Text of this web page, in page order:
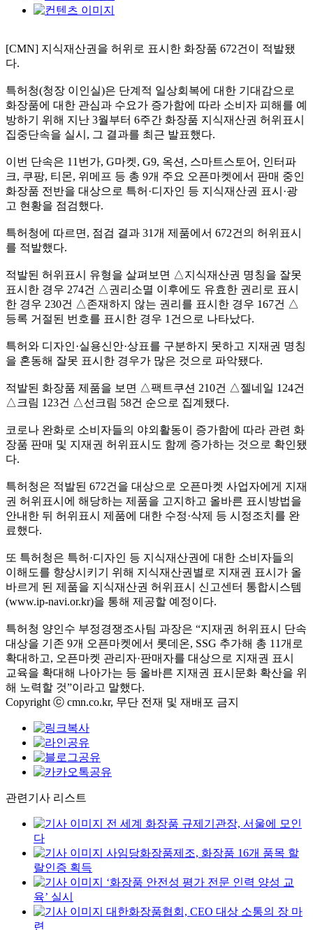
[CMN] 지식재산권을 허위로 표시한 화장품 672건이 적발됐
다.
특허청(청장 이인실)은 단계적 일상회복에 대한 기대감으로
화장품에 대한 관심과 수요가 증가함에 따라 소비자 피해를 예
방하기 위해 지난 3월부터 6주간 화장품 지식재산권 허위표시
집중단속을 실시 , 그 결과를 최근 발표했다.
이번 단속은 11 번가, G마켓, G9, 옥션 , 스마트스토어 , 인터파
크, 쿠팡, 티몬, 위메프 등 총 9개 주요 오픈마켓에서 판매 중인
화장품 전반을 대상으로 특허 ·디자인 등 지식재산권 표시 ·광
고 현황을 점검했다.
특허청에 따르면 , 점검 결과 31개 제품에서 672건의 허위표시
를 적발했다.
적발된 허위표시 유형을 살펴보면 △지식재산권 명칭을 잘못
표시한 경우 274건 △권리소멸 이후에도 유효한 권리로 표시
한 경우 230건 △존재하지 않는 권리를 표시한 경우 167건 △
등록 거절된 번호를 표시한 경우 1 건으로 나타났다.
특허와 디자인·실용신안·상표를 구분하지 못하고 지재권 명칭
을 혼동해 잘못 표시한 경우가 많은 것으로 파악됐다.
적발된 화장품 제품을 보면 △팩트쿠션 210건 △젤네일 124건
△ 크림 123건 △선크림 58건 순으로 집계됐다.
코로나 완화로 소비자들의 야외활동이 증가함에 따라 관련 화
장품 판매 및 지재권 허위표시도 함께 증가하는 것으로 확인됐
다.
특허청은 적발된 672건을 대상으로 오픈마켓 사업자에게 지재
권 허위표시에 해당하는 제품을 고지하고 올바른 표시방법을
안내한 뒤 허위표시 제품에 대한 수정·삭제 등 시정조치를 완
료했다.
또 특허청은 특허 ·디자인 등 지식재산권에 대한 소비자들의
이해도를 향상시키기 위해 지식재산권별로 지재권 표시가 올
바르게 된 제품을 지식재산권 허위표시 신고센터 통합시스템
(www.ip-navi.or.kr)을 통해 제공할 예정이다.
특허청 양인수 부정경쟁조사팀 과장은 “지재권 허위표시 단속
대상을 기존 9개 오픈마켓에서 롯데온, SSG 추가해 총 11개로
확대하고, 오픈마켓 관리자·판매자를 대상으로 지재권 표시
교육을 확대해 나아가는 등 올바른 지재권 표시문화 확산을 위
해 노력할 것”이라고 말했다.
Copyright ⓒ cmn.co.kr, 무단 전재 및 재배포 금지
관련기사 리스트
전 세계 화장품 규제기관장, 서울에 모인
다
사임당화장품제조, 화장품 16개 품목 할
랄인증 획득
‘화장품 안전성 평가 전문 인력 양성 교
육’ 실시
대한화장품협회, CEO 대상 소통의 장 마
련